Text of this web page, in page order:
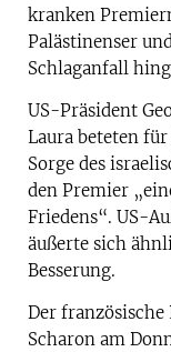
kranken
Palästinenser
Schlaganfall
US-Präsident
Laura beteten für
Sorge des
den Premier
Friedens“. US-
äußerte sich
Besserung.
Der französische
Scharon am